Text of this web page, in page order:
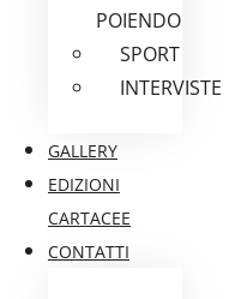
POIENDO
SPORT
INTERVISTE
GALLERY
EDIZIONI
CARTACEE
CONTATTI